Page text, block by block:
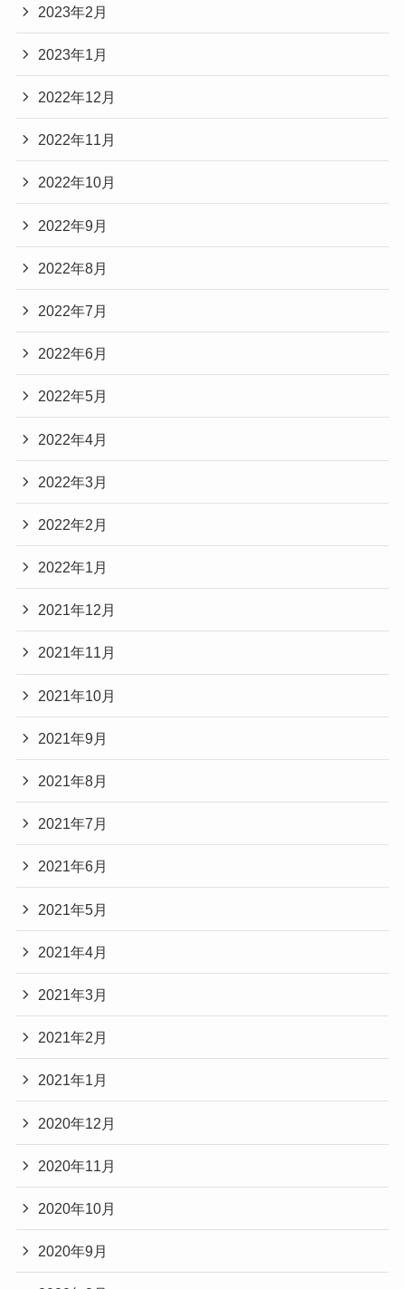
2023年2月
2023年1月
2022年12月
2022年11月
2022年10月
2022年9月
2022年8月
2022年7月
2022年6月
2022年5月
2022年4月
2022年3月
2022年2月
2022年1月
2021年12月
2021年11月
2021年10月
2021年9月
2021年8月
2021年7月
2021年6月
2021年5月
2021年4月
2021年3月
2021年2月
2021年1月
2020年12月
2020年11月
2020年10月
2020年9月